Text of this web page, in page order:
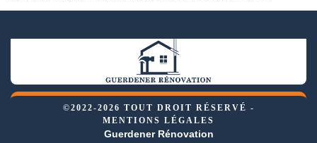
©2022-2026 TOUT DROIT RÉSERVÉ -
MENTIONS LÉGALES
Guerdener Rénovation